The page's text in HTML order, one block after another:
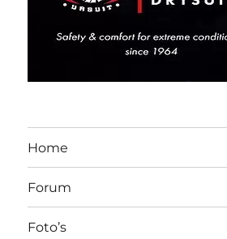
Home
Forum
Foto’s